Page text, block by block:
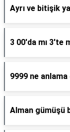
Ayrı ve bitişik
3 00'da mı 3'te
9999 ne
Alman gümüşü